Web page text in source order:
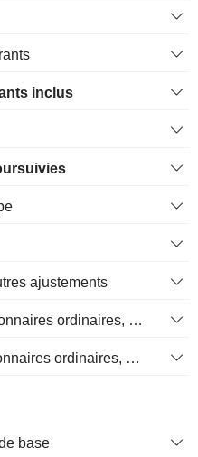
inclus
ajustements
Résultat net pour les actionnaires ordinaires, éléments exceptionnels inclus.
Revenu net pour les actionnaires ordinaires, hors éléments exceptionnelsRésultat net pour les actionnaires ordinaires, éléments exceptionnels exclus.
base